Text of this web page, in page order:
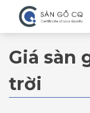
Giá sàn
trời